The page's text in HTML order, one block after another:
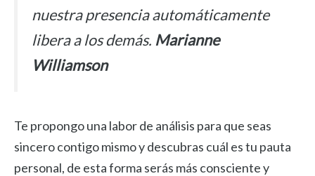
nuestra presencia automáticamente
libera a los demás. Marianne
Williamson
Te propongo una labor de análisis para que seas
sincero contigo mismo y descubras cuál es tu pauta
personal, de esta forma serás más consciente y